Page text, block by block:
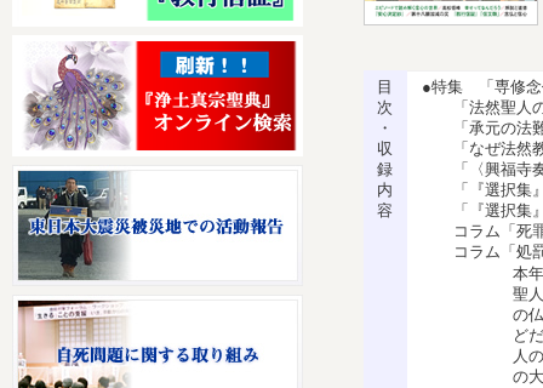
目
次
・
収
録
内
容
●特集 「専修念
「法然聖人の
「承元の法難
「なぜ法然教
「〈興福寺奏
「『選択集』
「『選択集』
コラム「死罪
コラム「処罰
本
聖
の
ど
人
の